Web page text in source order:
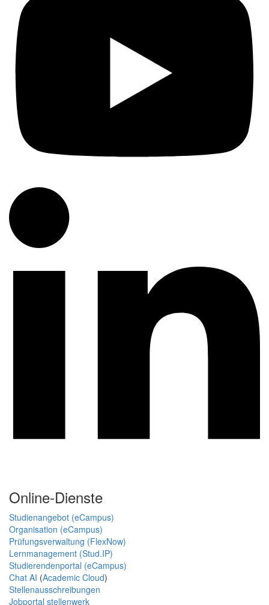
Online-Dienste
Studienangebot (eCampus)
Organisation (eCampus)
Prüfungsverwaltung (FlexNow)
Lernmanagement (Stud.IP)
Studierendenportal (eCampus)
Chat AI (Academic Cloud)
Stellenausschreibungen
Jobportal stellenwerk